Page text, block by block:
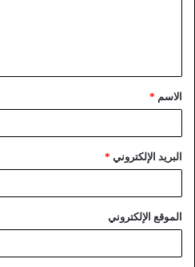
الاسم *
البريد الإلكتروني *
الموقع الإلكتروني